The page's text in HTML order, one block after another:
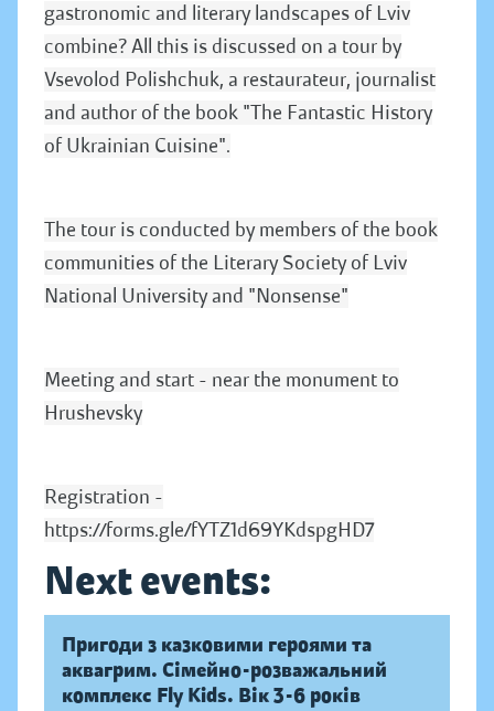
gastronomic and literary landscapes of Lviv
combine? All this is discussed on a tour by
Vsevolod Polishchuk, a restaurateur, journalist
and author of the book "The Fantastic History
of Ukrainian Cuisine".
The tour is conducted by members of the book
communities of the Literary Society of Lviv
National University and "Nonsense"
Meeting and start - near the monument to
Hrushevsky
Registration -
https://forms.gle/fYTZ1d69YKdspgHD7
Next events:
Пригоди з казковими героями та
аквагрим. Сімейно-розважальний
комплекс Fly Kids. Вік 3-6 років